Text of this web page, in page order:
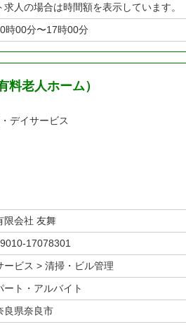
求人の場合は時間額を表示しています。
時00分〜17時00分
料老人ホーム）
デイサービス
限会社 友舞
17078301
ービス > 清掃・ビル管理
ート・アルバイト
良県奈良市